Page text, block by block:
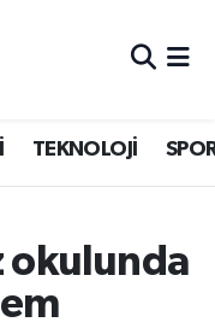
TEKNOLOJİ
okulunda